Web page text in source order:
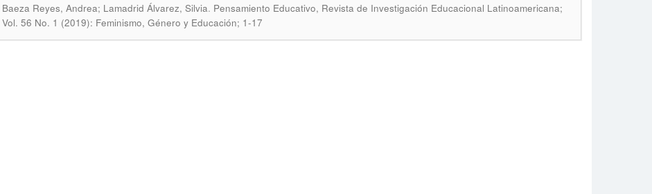
Baeza Reyes, Andrea; Lamadrid Álvarez, Silvia. Pensamiento Educativo, Revista de Investigación Educacional Latinoamericana;
Vol. 56 No. 1 (2019): Feminismo, Género y Educación; 1-17